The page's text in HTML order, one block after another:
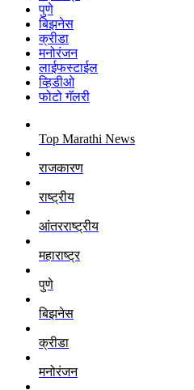
पुणे
बिझनेस
क्रीडा
मनोरंजन
लाईफस्टाईल
व्हिडीओ
फोटो गॅलरी
Top Marathi News
राजकारण
राष्ट्रीय
आंतरराष्ट्रीय
महाराष्ट्र
पुणे
बिझनेस
क्रीडा
मनोरंजन